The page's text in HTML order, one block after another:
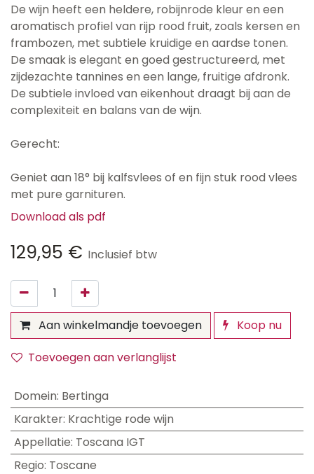
De wijn heeft een heldere, robijnrode kleur en een
aromatisch profiel van rijp rood fruit, zoals kersen en
frambozen, met subtiele kruidige en aardse tonen.
De smaak is elegant en goed gestructureerd, met
zijdezachte tannines en een lange, fruitige afdronk.
De subtiele invloed van eikenhout draagt bij aan de
complexiteit en balans van de wijn.
Gerecht:
Geniet aan 18° bij kalfsvlees of en fijn stuk rood vlees
met pure garnituren.
Download als pdf
129,95 € Inclusief btw
Aan winkelmandje toevoegen
Koop nu
Toevoegen aan verlanglijst
Domein: Bertinga
Karakter: Krachtige rode wijn
Appellatie: Toscana IGT
Regio: Toscane